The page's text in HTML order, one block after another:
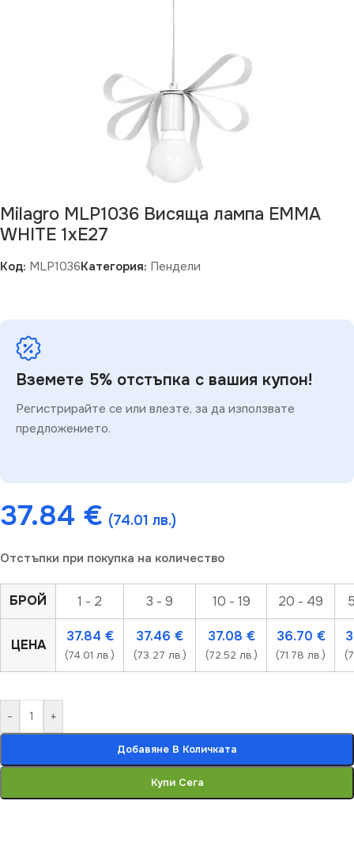
Milagro MLP1036 Висяща лампа EMMA
WHITE 1xE27
Код: MLP1036Категория: Пендели
Вземете 5% отстъпка с вашия купон!
Регистрирайте се или влезте, за да използвате
предложението.
37.84 € (74.01 лв.)
Отстъпки при покупка на количество
БРОЙ 1 - 2 3 - 9 10 - 19 20 - 49
ЦЕНА
37.84 €
(74.01 лв.)
37.46 €
(73.27 лв.)
37.08 €
(72.52 лв.)
36.70 €
(71.78 лв.)
- +
Добавяне В Количката
Купи Сега